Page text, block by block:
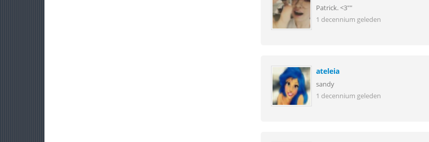
Patrick. <3""
1 decennium geleden
ateleia
sandy
1 decennium geleden